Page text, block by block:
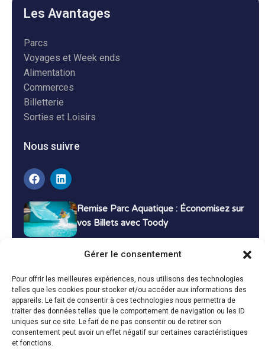
Gérer le consentement
Pour offrir les meilleures expériences, nous utilisons des technologies
telles que les cookies pour stocker et/ou accéder aux informations des
appareils. Le fait de consentir à ces technologies nous permettra de
traiter des données telles que le comportement de navigation ou les ID
uniques sur ce site. Le fait de ne pas consentir ou de retirer son
consentement peut avoir un effet négatif sur certaines caractéristiques
et fonctions.
Les Avantages
Parcs
Voyages et Week ends
Alimentation
Commerces
Billetterie
Sorties et Loisirs
Nous suivre
Remise Parc Aquatique : Économisez sur
vos Billets avec Toody
Bons Plans Voyage : Économisez sur vos
Vacances avec Toody
13 décembre 2024 Bon plans